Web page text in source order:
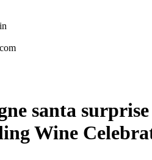
santa
Wine